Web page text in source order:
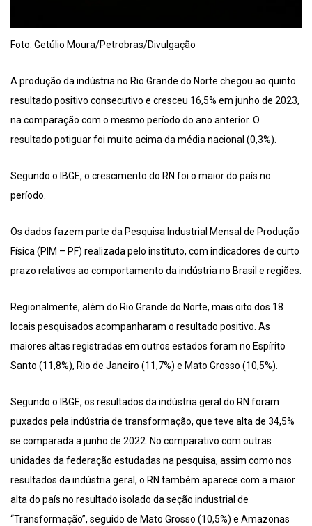
Foto: Getúlio Moura/Petrobras/Divulgação
A produção da indústria no Rio Grande do Norte chegou ao quinto
resultado positivo consecutivo e cresceu 16,5% em junho de 2023,
na comparação com o mesmo período do ano anterior. O
resultado potiguar foi muito acima da média nacional (0,3%).
Segundo o IBGE, o crescimento do RN foi o maior do país no
período.
Os dados fazem parte da Pesquisa Industrial Mensal de Produção
Física (PIM – PF) realizada pelo instituto, com indicadores de curto
prazo relativos ao comportamento da indústria no Brasil e regiões.
Regionalmente, além do Rio Grande do Norte, mais oito dos 18
locais pesquisados acompanharam o resultado positivo. As
maiores altas registradas em outros estados foram no Espírito
Santo (11,8%), Rio de Janeiro (11,7%) e Mato Grosso (10,5%).
Segundo o IBGE, os resultados da indústria geral do RN foram
puxados pela indústria de transformação, que teve alta de 34,5%
se comparada a junho de 2022. No comparativo com outras
unidades da federação estudadas na pesquisa, assim como nos
resultados da indústria geral, o RN também aparece com a maior
alta do país no resultado isolado da seção industrial de
“Transformação”, seguido de Mato Grosso (10,5%) e Amazonas